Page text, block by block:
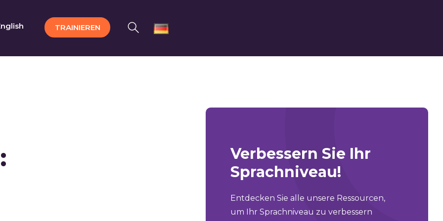
TRAINIEREN
Verbessern Sie Ihr
Sprachniveau!
Entdecken Sie alle unsere Ressourcen,
um Ihr Sprachniveau zu verbessern